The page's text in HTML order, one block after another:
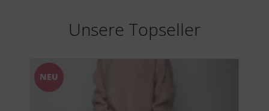
Unsere Topseller
NEU